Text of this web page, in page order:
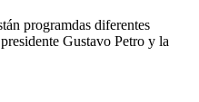
programdas diferentes
Gustavo Petro y la